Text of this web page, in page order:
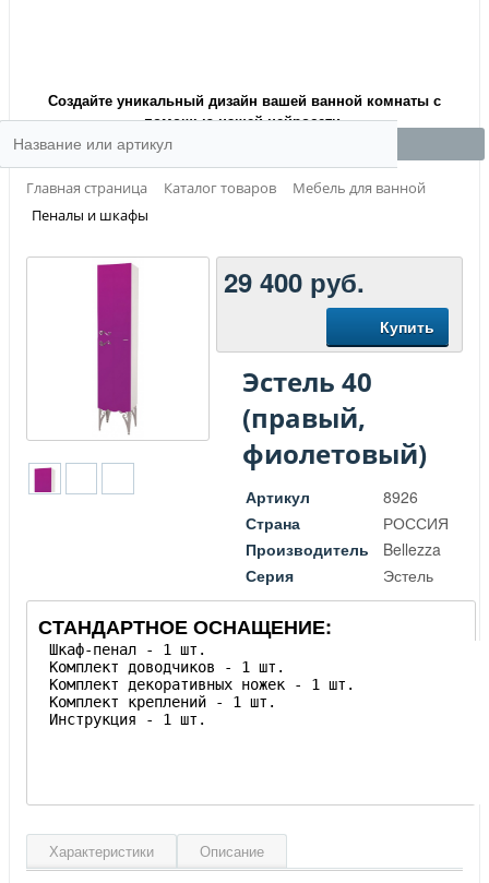
Создайте уникальный дизайн вашей ванной комнаты с
помощью нашей нейросети.
Главная страница Каталог товаров
Мебель для ванной
Пеналы и шкафы
29 400 руб.
Купить
Эстель 40
(правый,
фиолетовый)
Артикул
8926
Страна
РОССИЯ
Производитель
Bellezza
Серия
Эстель
СТАНДАРТНОЕ ОСНАЩЕНИЕ:
Характеристики Описание